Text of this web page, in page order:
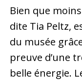
Bien que
dite Tia Peltz,
du musée
preuve d’une
belle énergie.